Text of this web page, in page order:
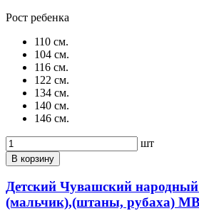
Рост ребенка
110 см.
104 см.
116 см.
122 см.
134 см.
140 см.
146 см.
шт
В корзину
Детский Чувашский
(мальчик),(штаны, рубаха)